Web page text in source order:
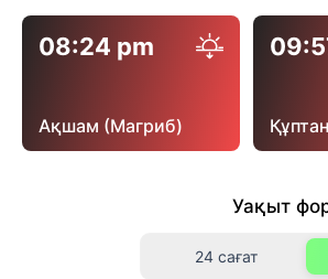
08:24 pm
Ақшам (Магриб)
Уақыт
24 сағат